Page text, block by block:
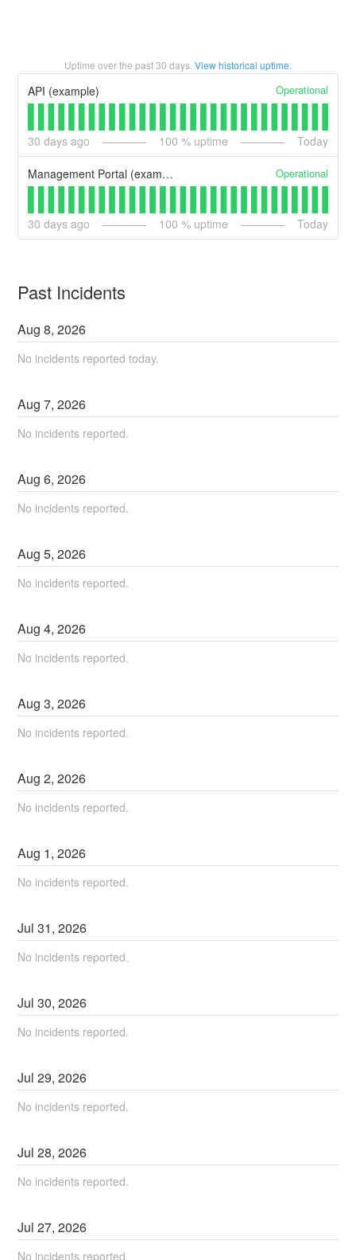
Uptime over the past30 days. View historical uptime.
API (example) Operational
30 days ago 100 % uptime Today
Management Portal (example) Operational
30 days ago 100 % uptime Today
Past Incidents
Aug8,2026
No incidents reported today.
Aug7,2026
No incidents reported.
Aug6,2026
No incidents reported.
Aug5,2026
No incidents reported.
Aug4,2026
No incidents reported.
Aug3,2026
No incidents reported.
Aug2,2026
No incidents reported.
Aug 1,2026
No incidents reported.
Jul31,2026
No incidents reported.
Jul30,2026
No incidents reported.
Jul29,2026
No incidents reported.
Jul28,2026
No incidents reported.
Jul27,2026
No incidents reported.